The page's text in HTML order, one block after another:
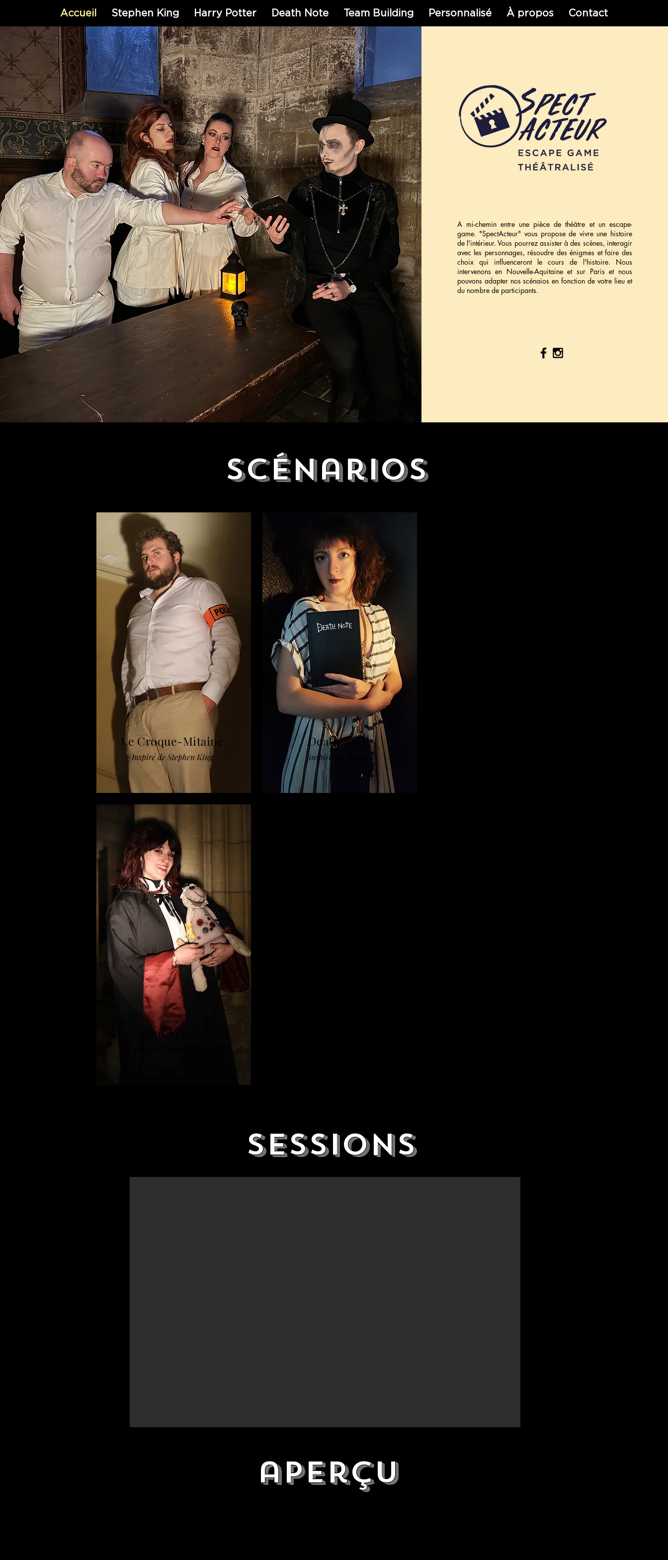
Accueil Stephen King Harry Potter Death Note Team Building Personnalisé À propos Contact
A mi-chemin entre une pièce de théâtre et un escape-
game. "SpectActeur" vous propose de vivre une histoire
de l'intérieur. Vous pourrez assister à des scènes, interagir
avec les personnages, résoudre des énigmes et faire des
choix qui influenceront le cours de l'histoire. Nous
intervenons en Nouvelle-Aquitaine et sur Paris et nous
pouvons adapter nos scénaios en fonction de votre lieu et
du nombre de participants.
Scénarios
Le Croque-Mitaine
Inspiré de Stephen King
Death Note
inspiré du Manga
Sans Visage
Sessions
aperçu